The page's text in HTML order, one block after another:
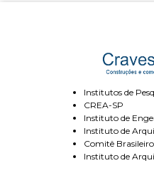
Institutos de
CREA-SP
Instituto de
Instituto de
Comitê
Instituto de